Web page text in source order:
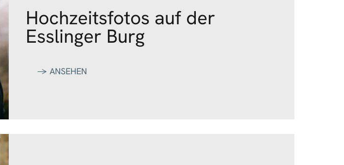
Hochzeitsfotos auf der
Esslinger Burg
‭→ ANSEHEN